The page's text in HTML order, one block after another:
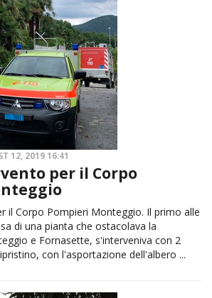
12, 2019 16:41
per il Corpo
il Corpo Pompieri Monteggio. Il primo alle
di una pianta che ostacolava la
e Fornasette, s'interveniva con 2
con l'asportazione dell'albero ...